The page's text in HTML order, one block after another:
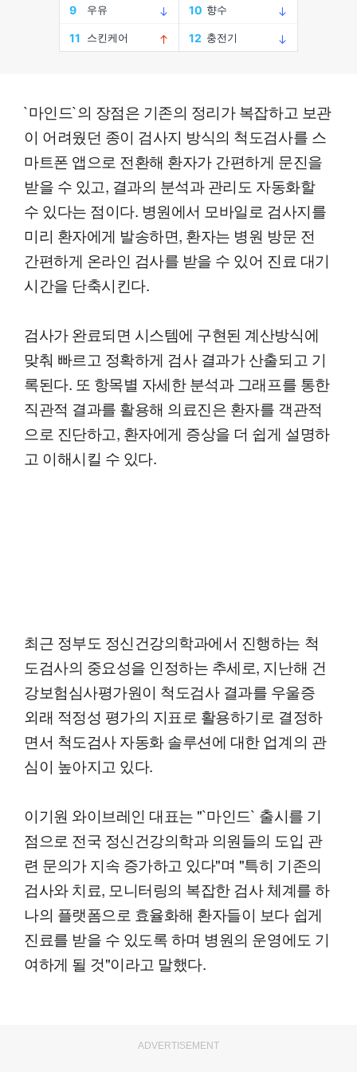
`마인드`의 장점은 기존의 정리가 복잡하고 보관
이 어려웠던 종이 검사지 방식의 척도검사를 스
마트폰 앱으로 전환해 환자가 간편하게 문진을
받을 수 있고, 결과의 분석과 관리도 자동화할
수 있다는 점이다. 병원에서 모바일로 검사지를
미리 환자에게 발송하면, 환자는 병원 방문 전
간편하게 온라인 검사를 받을 수 있어 진료 대기
시간을 단축시킨다.
검사가 완료되면 시스템에 구현된 계산방식에
맞춰 빠르고 정확하게 검사 결과가 산출되고 기
록된다. 또 항목별 자세한 분석과 그래프를 통한
직관적 결과를 활용해 의료진은 환자를 객관적
으로 진단하고, 환자에게 증상을 더 쉽게 설명하
고 이해시킬 수 있다.
최근 정부도 정신건강의학과에서 진행하는 척
도검사의 중요성을 인정하는 추세로, 지난해 건
강보험심사평가원이 척도검사 결과를 우울증
외래 적정성 평가의 지표로 활용하기로 결정하
면서 척도검사 자동화 솔루션에 대한 업계의 관
심이 높아지고 있다.
이기원 와이브레인 대표는 "`마인드` 출시를 기
점으로 전국 정신건강의학과 의원들의 도입 관
련 문의가 지속 증가하고 있다"며 "특히 기존의
검사와 치료, 모니터링의 복잡한 검사 체계를 하
나의 플랫폼으로 효율화해 환자들이 보다 쉽게
진료를 받을 수 있도록 하며 병원의 운영에도 기
여하게 될 것"이라고 말했다.
ADVERTISEMENT